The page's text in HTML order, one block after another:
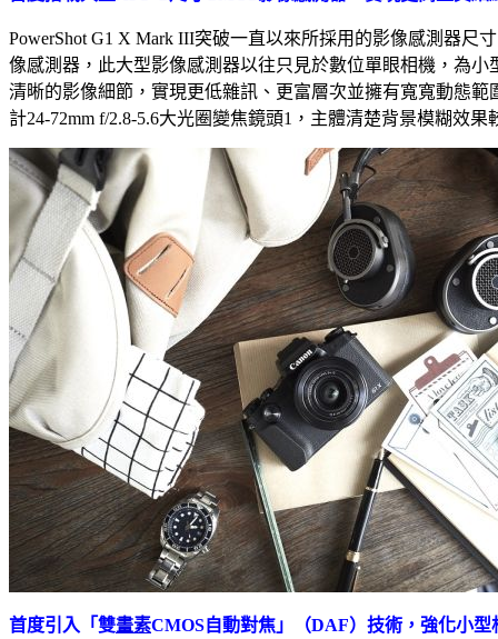
PowerShot G1 X Mark III突破一直以來所採用的影像感測器尺
像感測器，此大型影像感測器以往只見於數位單眼相機，為
清晰的影像細節，實現更低雜訊、更富層次並擁有寬寬動態
計24-72mm f/2.8-5.6大光圈變焦鏡頭1，主體清楚背景模糊效
首度引入「雙畫素CMOS自動對焦」（DAF）技術，強化小型